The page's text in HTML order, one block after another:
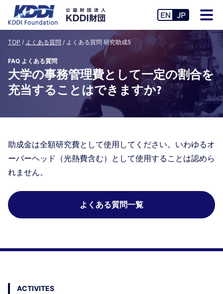
TOP よくある質問 よくある質問 研究助成5
FAQ よくある質問
大学の事務管理費として一定の割合を
充当することはできますか?
助成金は全額研究費として使用してください。いわゆるオ
ーバーヘッド（光熱費含む）として使用することは認めら
れません。
よくある質問一覧
ACTIVITES